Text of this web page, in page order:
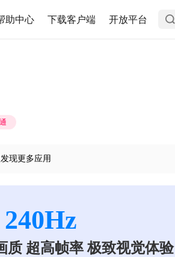
助中心 下载客户端 开放平台
现更多应用
质 超高帧率 极致视觉体验